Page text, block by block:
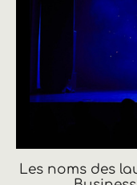
Les noms des